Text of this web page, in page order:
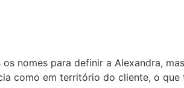
os nomes para definir a Alexandra,
como em território do cliente, o que